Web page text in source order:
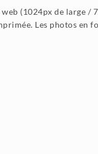
(1024px de large /
Les photos